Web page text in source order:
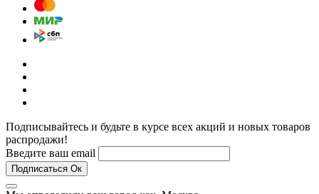
Подписывайтесь и будьте в курсе всех акций и новых товаров
распродажи!
Введите ваш email
Подписаться Ок